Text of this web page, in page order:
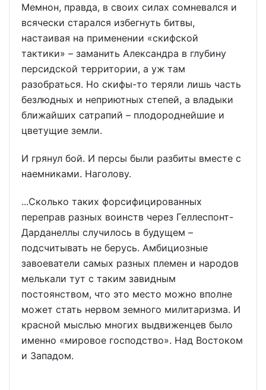
Мемнон, правда, в своих силах сомневался и
всячески старался избегнуть битвы,
настаивая на применении «скифской
тактики» – заманить Александра в глубину
персидской территории, а уж там
разобраться. Но скифы-то теряли лишь часть
безлюдных и неприютных степей, а владыки
ближайших сатрапий – плодороднейшие и
цветущие земли.
И грянул бой. И персы были разбиты вместе с
наемниками. Наголову.
...Сколько таких форсифицированных
переправ разных воинств через Геллеспонт-
Дарданеллы случилось в будущем –
подсчитывать не берусь. Амбициозные
завоеватели самых разных племен и народов
мелькали тут с таким завидным
постоянством, что это место можно вполне
может стать нервом земного милитаризма. И
красной мыслью многих выдвиженцев было
именно «мировое господство». Над Востоком
и Западом.